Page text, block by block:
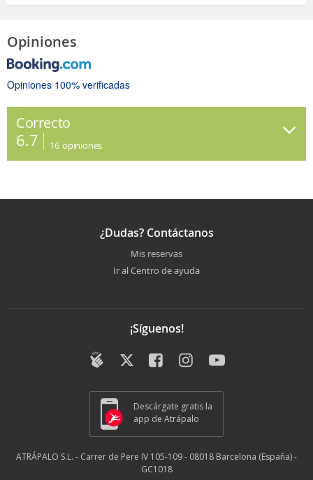
Opiniones
Opiniones 100% verificadas
Correcto
6.7 16 opiniones
¿Dudas? Contáctanos
Mis reservas
Ir al Centro de ayuda
¡Síguenos!
Descárgate gratis la
app de Atrápalo
ATRÁPALO S.L. - Carrer de Pere IV 105-109 - 08018 Barcelona (España) -
GC1018